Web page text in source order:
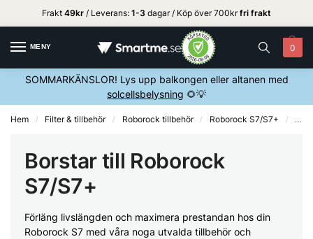
Frakt 49kr / Leverans: 1-3 dagar / Köp över 700krfri frakt
MENY 0
SOMMARKÄNSLOR! Lys upp balkongen eller altanen med
solcellsbelysning 🌻💡
Hem / Filter & tillbehör / Roborock tillbehör / Roborock S7/S7+ /
Borstar till Roborock
S7/S7+
Förläng livslängden och maximera prestandan hos din
Roborock S7 med våra noga utvalda tillbehör och